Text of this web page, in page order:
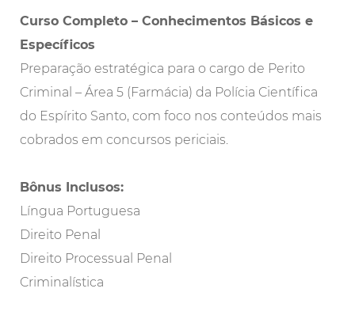
Curso Completo – Conhecimentos Básicos e
Específicos
Preparação estratégica para o cargo de Perito
Criminal – Área 5 (Farmácia) da Polícia Científica
do Espírito Santo, com foco nos conteúdos mais
cobrados em concursos periciais.
Bônus Inclusos:
Língua Portuguesa
Direito Penal
Direito Processual Penal
Criminalística